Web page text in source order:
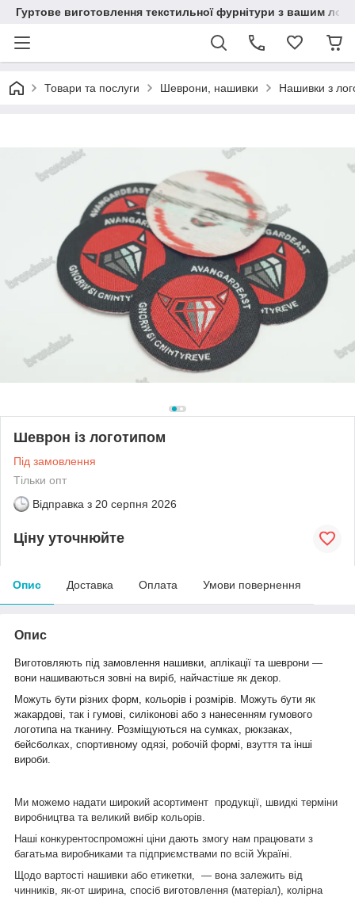
Гуртове виготовлення текстильної фурнітури з вашим
Товари та послуги Шеврони, нашивки Нашивки з
Шеврон із логотипом
Під замовлення
Тільки опт
Відправка з 20 серпня 2026
Ціну уточнюйте
Опис Доставка Оплата Умови повернення
Опис
Виготовляють під замовлення нашивки, аплікації та шеврони —
вони нашиваються зовні на виріб, найчастіше як декор.
Можуть бути різних форм, кольорів і розмірів. Можуть бути як
жакардові, так і гумові, силіконові або з нанесенням гумового
логотипа на тканину. Розміщуються на сумках, рюкзаках,
бейсболках, спортивному одязі, робочій формі, взуття та інші
вироби.
Ми можемо надати широкий асортимент продукції, швидкі терміни
виробництва та великий вибір кольорів.
Наші конкурентоспроможні ціни дають змогу нам працювати з
багатьма виробниками та підприємствами по всій Україні.
Щодо вартості нашивки або етикетки, — вона залежить від
чинників, як-от ширина, спосіб виготовлення (матеріал), колірна